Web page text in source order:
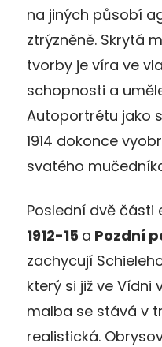
na jiných působí
ztrýzněně. Skrytá
tvorby je víra ve
schopnosti a
Autoportrétu jako
1914 dokonce
svatého
Poslední dvě části
1912-15 a Pozdní
zachycují
který si již ve Vídni
malba se stává v
realistická.